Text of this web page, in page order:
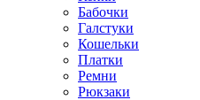
Бабочки
Галстуки
Кошельки
Платки
Ремни
Рюкзаки